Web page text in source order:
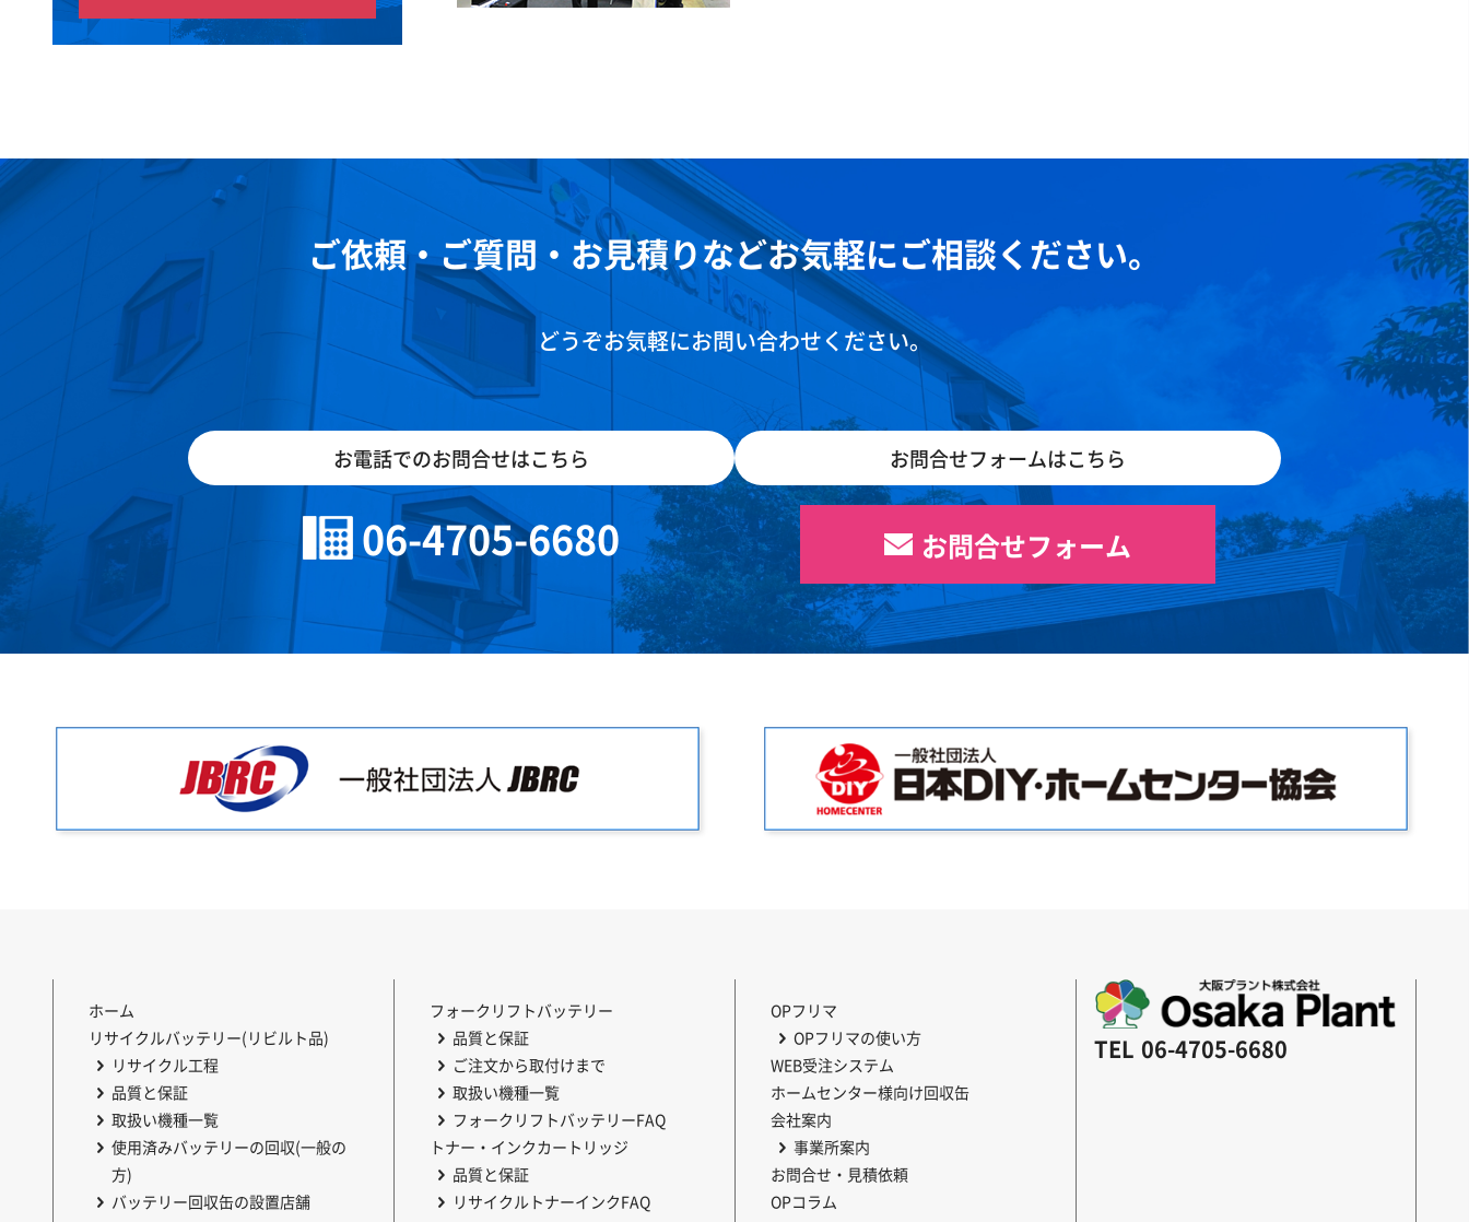
ご依頼・ご質問・お見積りなどお気軽にご相談ください。
どうぞお気軽にお問い合わせください。
お電話でのお問合せはこちら
06-4705-6680
お問合せフォームはこちら
お問合せフォーム
ホーム
リサイクルバッテリー(リビルト品)
リサイクル工程
品質と保証
取扱い機種一覧
使用済みバッテリーの回収(一般の
方)
バッテリー回収缶の設置店舗
フォークリフトバッテリー
品質と保証
ご注文から取付けまで
取扱い機種一覧
フォークリフトバッテリーFAQ
トナー・インクカートリッジ
品質と保証
リサイクルトナーインクFAQ
OPフリマ
OPフリマの使い方
WEB受注システム
ホームセンター様向け回収缶
会社案内
事業所案内
お問合せ・見積依頼
OPコラム
TEL 06-4705-6680